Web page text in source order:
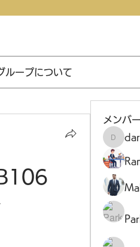
ループについて
メンバー